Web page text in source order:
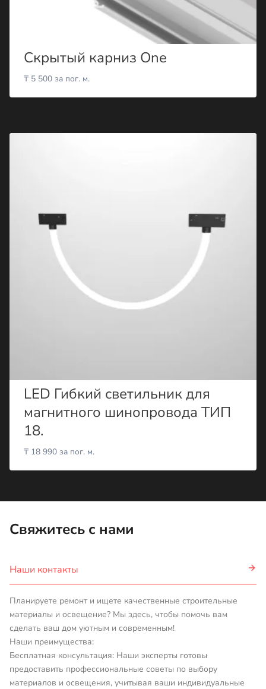
Скрытый карниз One
₸ 5 500 за пог. м.
LED Гибкий светильник для
магнитного шинопровода ТИП
18.
₸ 18 990 за пог. м.
Свяжитесь с нами
Наши контакты
Планируете ремонт и ищете качественные строительные
материалы и освещение? Мы здесь, чтобы помочь вам
сделать ваш дом уютным и современным!
Наши преимущества:
Бесплатная консультация: Наши эксперты готовы
предоставить профессиональные советы по выбору
материалов и освещения, учитывая ваши индивидуальные